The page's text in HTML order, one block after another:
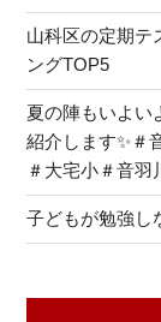
山科区の定期テ
ングTOP5
夏の陣もいよい
紹介します✨＃
＃大宅小＃音羽
子どもが勉強し